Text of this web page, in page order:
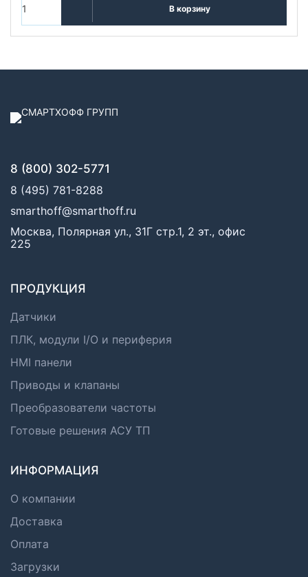
В корзину
8 (800) 302-5771
8 (495) 781-8288
smarthoff@smarthoff.ru
Москва, Полярная ул., 31Г стр.1, 2 эт., офис
225
ПРОДУКЦИЯ
Датчики
ПЛК, модули I/O и периферия
HMI панели
Приводы и клапаны
Преобразователи частоты
Готовые решения АСУ ТП
ИНФОРМАЦИЯ
О компании
Доставка
Оплата
Загрузки